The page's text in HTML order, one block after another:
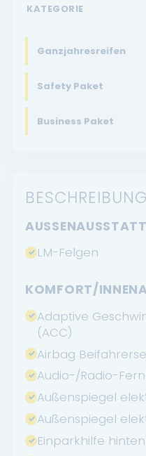
KATEGORIE
Ganzjahresreifen
Safety Paket
Business Paket
BESCHREIBUNG
LM-Felgen
KOMFORT/
Adaptive
(ACC)
Airbag
Audio-/Radio-
Außenspiegel
Außenspiegel
Einparkhilfe